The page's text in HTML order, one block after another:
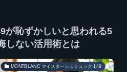
が恥ずかしいと思われる5
しない活用術とは
MONTBLANC マイスターシュテュック 149